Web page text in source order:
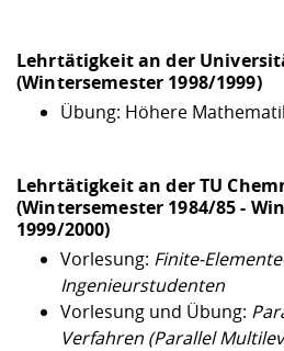
Lehrtätigkeit an der
(Wintersemester 1998/1999)
Übung: Höhere
Lehrtätigkeit an derTU
(Wintersemester 1984/85 -
1999/2000)
Vorlesung: Finite-
Ingenieurstudenten
Vorlesung und Übung:
Verfahren (Parallel